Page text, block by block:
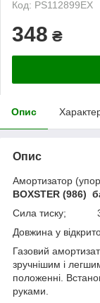
Код: PS112899EX
348 ₴
Опис
Опис
Амортизатор
BOXSTER (986)
Сила тиску;
Довжина у
Газовий
зручнішим і
положенні.
руками.